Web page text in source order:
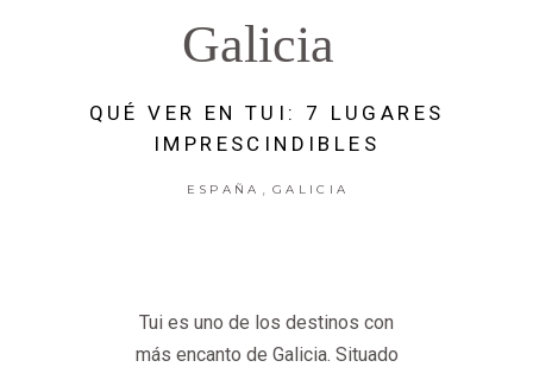
Galicia
QUÉ VER EN TUI: 7 LUGARES
IMPRESCINDIBLES
ESPAÑA GALICIA
Tui es uno de los destinos con
más encanto de Galicia. Situado